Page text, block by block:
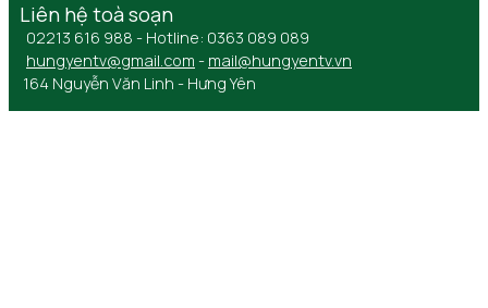
Liên hệ toà soạn
02213 616 988 - Hotline: 0363 089 089
hungyentv@gmail.com - mail@hungyentv.vn
164 Nguyễn Văn Linh - Hưng Yên